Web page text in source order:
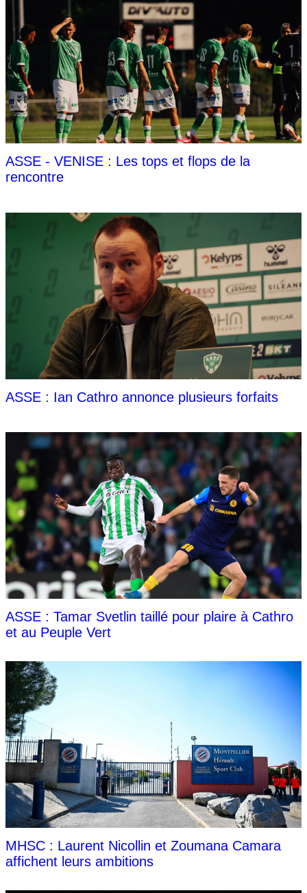
ASSE - VENISE : Les tops et flops de la
rencontre
ASSE : Ian Cathro annonce plusieurs forfaits
ASSE : Tamar Svetlin taillé pour plaire à Cathro
et au Peuple Vert
MHSC : Laurent Nicollin et Zoumana Camara
affichent leurs ambitions